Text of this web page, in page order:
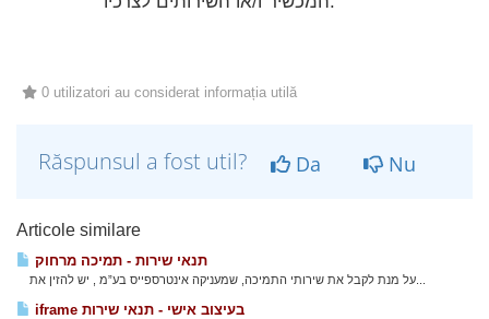
0 utilizatori au considerat informația utilă
Răspunsul a fost util? Da Nu
Articole similare
תנאי שירות - תמיכה מרחוק
iframe בעיצוב אישי - תנאי שירות